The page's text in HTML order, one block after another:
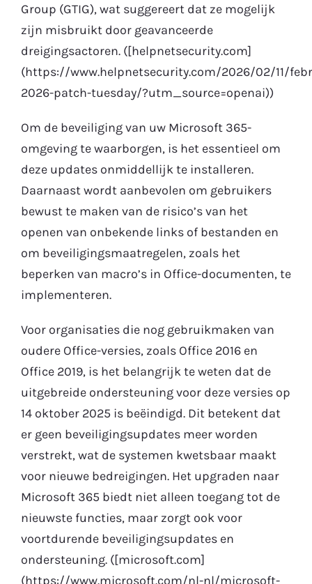
Group (GTIG), wat suggereert dat ze mogelijk
zijn misbruikt door geavanceerde
dreigingsactoren. ([helpnetsecurity.com]
(https://www.helpnetsecurity.com/2026/02/11/
2026-patch-tuesday/?utm_source=openai))
Om de beveiliging van uw Microsoft 365-
omgeving te waarborgen, is het essentieel om
deze updates onmiddellijk te installeren.
Daarnaast wordt aanbevolen om gebruikers
bewust te maken van de risico’s van het
openen van onbekende links of bestanden en
om beveiligingsmaatregelen, zoals het
beperken van macro’s in Office-documenten, te
implementeren.
Voor organisaties die nog gebruikmaken van
oudere Office-versies, zoals Office 2016 en
Office 2019, is het belangrijk te weten dat de
uitgebreide ondersteuning voor deze versies op
14 oktober 2025 is beëindigd. Dit betekent dat
er geen beveiligingsupdates meer worden
verstrekt, wat de systemen kwetsbaar maakt
voor nieuwe bedreigingen. Het upgraden naar
Microsoft 365 biedt niet alleen toegang tot de
nieuwste functies, maar zorgt ook voor
voortdurende beveiligingsupdates en
ondersteuning. ([microsoft.com]
(https://www.microsoft.com/nl-nl/microsoft-